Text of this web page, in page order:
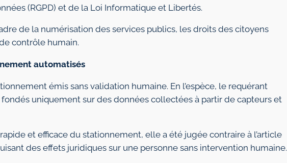
(RGPD) et de la Loi Informatique et Libertés.
de la numérisation des services publics, les droits des citoyens
contrôle humain.
automatisés
émis sans validation humaine. En l’espèce, le requérant
uniquement sur des données collectées à partir de capteurs et
et efficace du stationnement, elle a été jugée contraire à l’article
des effets juridiques sur une personne sans intervention humaine.